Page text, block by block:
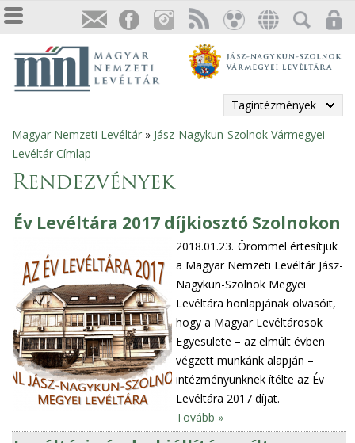
Tagintézmények
Jelenlegi
hely
Magyar Nemzeti Levéltár » Jász-Nagykun-Szolnok Vármegyei
Levéltár Címlap
Rendezvények
Év Levéltára 2017 díjkiosztó Szolnokon
2018.01.23. Örömmel értesítjük
a Magyar Nemzeti Levéltár Jász-
Nagykun-Szolnok Megyei
Levéltára honlapjának olvasóit,
hogy a Magyar Levéltárosok
Egyesülete – az elmúlt évben
végzett munkánk alapján –
intézményünknek ítélte az Év
Levéltára 2017 díjat.
Tovább »